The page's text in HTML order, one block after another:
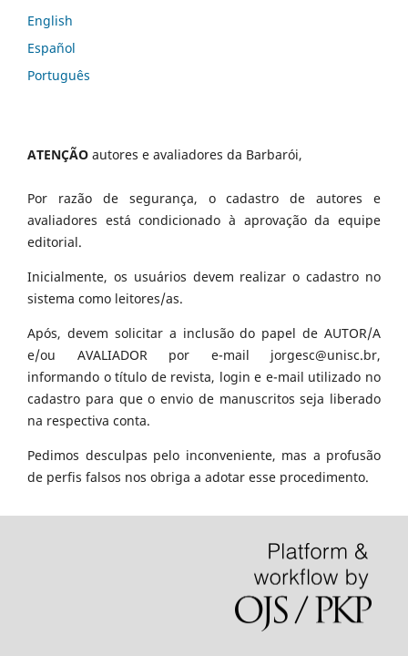
English
Español
Português
ATENÇÃO autores e avaliadores da Barbarói,
Por razão de segurança, o cadastro de autores e
avaliadores está condicionado à aprovação da equipe
editorial.
Inicialmente, os usuários devem realizar o cadastro no
sistema como leitores/as.
Após, devem solicitar a inclusão do papel de AUTOR/A
e/ou AVALIADOR por e-mail jorgesc@unisc.br,
informando o título de revista, login e e-mail utilizado no
cadastro para que o envio de manuscritos seja liberado
na respectiva conta.
Pedimos desculpas pelo inconveniente, mas a profusão
de perfis falsos nos obriga a adotar esse procedimento.